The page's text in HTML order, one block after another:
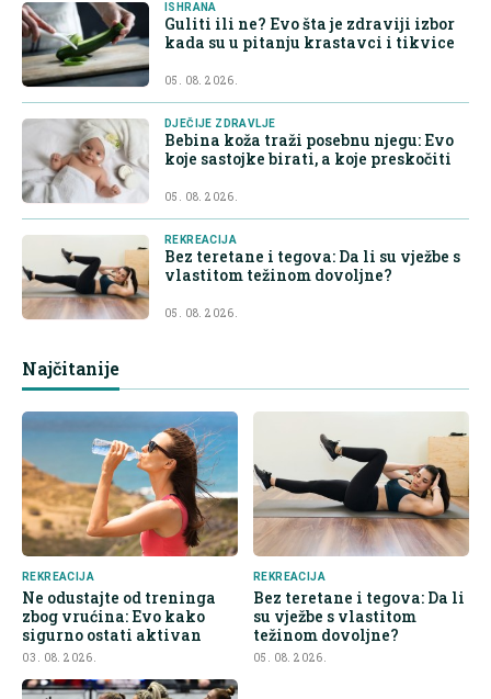
ISHRANA
Guliti ili ne? Evo šta je zdraviji izbor
kada su u pitanju krastavci i tikvice
05. 08. 2026.
DJEČIJE ZDRAVLJE
Bebina koža traži posebnu njegu: Evo
koje sastojke birati, a koje preskočiti
05. 08. 2026.
REKREACIJA
Bez teretane i tegova: Da li su vježbe s
vlastitom težinom dovoljne?
05. 08. 2026.
Najčitanije
REKREACIJA
Ne odustajte od treninga
zbog vrućina: Evo kako
sigurno ostati aktivan
03. 08. 2026.
REKREACIJA
Bez teretane i tegova: Da li
su vježbe s vlastitom
težinom dovoljne?
05. 08. 2026.